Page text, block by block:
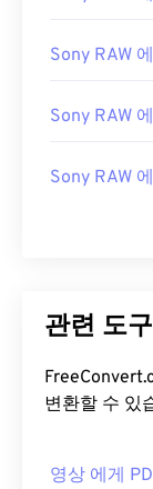
Sony RAW
Sony RAW
Sony RAW
관련 도구
변환할 수 있
영상 에게